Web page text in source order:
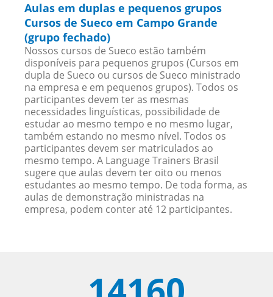
Aulas em duplas e pequenos grupos
Cursos de Sueco em Campo Grande
(grupo fechado)
Nossos cursos de Sueco estão também
disponíveis para pequenos grupos (Cursos em
dupla de Sueco ou cursos de Sueco ministrado
na empresa e em pequenos grupos). Todos os
participantes devem ter as mesmas
necessidades linguísticas, possibilidade de
estudar ao mesmo tempo e no mesmo lugar,
também estando no mesmo nível. Todos os
participantes devem ser matriculados ao
mesmo tempo. A Language Trainers Brasil
sugere que aulas devem ter oito ou menos
estudantes ao mesmo tempo. De toda forma, as
aulas de demonstração ministradas na
empresa, podem conter até 12 participantes.